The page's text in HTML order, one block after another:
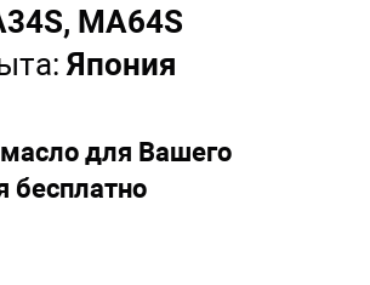
MA64S
Япония
для Вашего
бесплатно